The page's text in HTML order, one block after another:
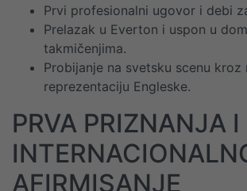
Prvi profesionalni ugovor i debi
Prelazak u Everton i uspon u
takmičenjima.
Probijanje na svetsku scenu kroz
reprezentaciju Engleske.
PRVA PRIZNANJA I
AFIRMISANJE